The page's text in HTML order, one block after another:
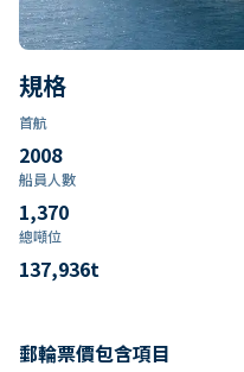
規格
首航
2008
船員人數
1,370
總噸位
137,936t
郵輪票價包含項目